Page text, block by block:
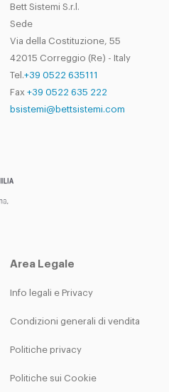
Bett Sistemi S.r.l.
Sede
Via della Costituzione, 55
42015 Correggio (Re) - Italy
Tel.+39 0522 635111
Fax +39 0522 635 222
bsistemi@bettsistemi.com
Area Legale
Info legali e Privacy
Condizioni generali di vendita
Politiche privacy
Politiche sui Cookie